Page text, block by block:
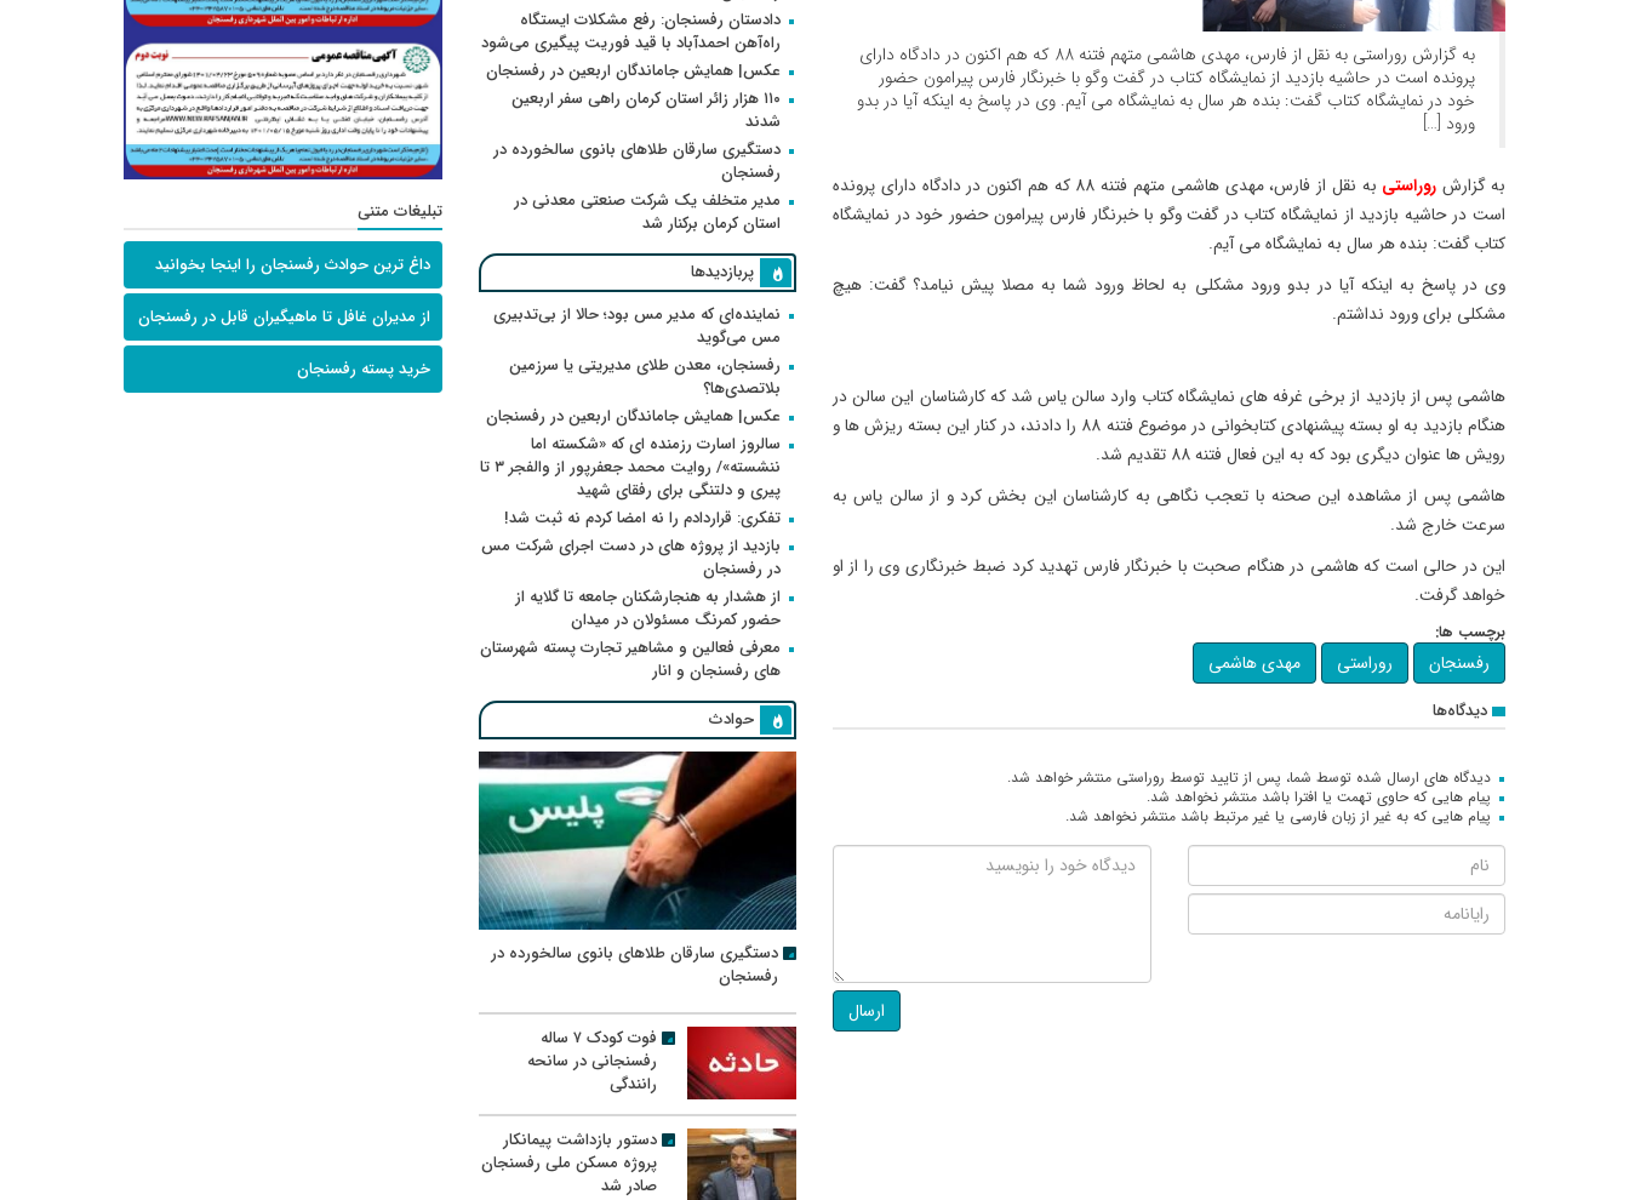
به گزارش روراستی به نقل از فارس، مهدی هاشمی متهم فتنه 88 که هم اکنون در دادگاه دارای
پرونده است در حاشیه بازدید از نمایشگاه کتاب در گفت وگو با خبرنگار فارس پیرامون حضور
خود در نمایشگاه کتاب گفت: بنده هر سال به نمایشگاه می آیم. وی در پاسخ به اینکه آیا در بدو
ورود […]
به گزارش روراستی
به نقل از فارس، مهدی هاشمی متهم فتنه 88 که هم اکنون در دادگاه دارای پرونده
است در حاشیه بازدید از نمایشگاه کتاب در گفت وگو با خبرنگار فارس پیرامون حضور خود در نمایشگاه
کتاب گفت: بنده هر سال به نمایشگاه می آیم.
وی در پاسخ به اینکه آیا در بدو ورود مشکلی به لحاظ ورود شما به مصلا پیش نیامد؟ گفت: هیچ
مشکلی برای ورود نداشتم.
هاشمی پس از بازدید از برخی غرفه های نمایشگاه کتاب وارد سالن یاس شد که کارشناسان این سالن در
هنگام بازدید به او بسته پیشنهادی کتابخوانی در موضوع فتنه 88 را دادند، در کنار این بسته ریزش ها و
رویش ها عنوان دیگری بود که به این فعال فتنه 88 تقدیم شد.
هاشمی پس از مشاهده این صحنه با تعجب نگاهی به کارشناسان این بخش کرد و از سالن یاس به
سرعت خارج شد.
این در حالی است که هاشمی در هنگام صحبت با خبرنگار فارس تهدید کرد ضبط خبرنگاری وی را از او
خواهد گرفت.
برچسب ها:
رفسنجان روراستی مهدی هاشمی
دیدگاه‌ها
دیدگاه های ارسال شده توسط شما، پس از تایید توسط روراستی منتشر خواهد شد.
پیام هایی که حاوی تهمت یا افترا باشد منتشر نخواهد شد.
پیام هایی که به غیر از زبان فارسی یا غیر مرتبط باشد منتشر نخواهد شد.
ارسال
دادستان رفسنجان: رفع مشکلات ایستگاه
راه‌آهن احمدآباد با قید فوریت پیگیری می‌شود
عکس| همایش جاماندگان اربعین در رفسنجان
۱۱۰ هزار زائر استان کرمان راهی سفر اربعین
شدند
دستگیری سارقان طلاهای بانوی سالخورده در
رفسنجان
مدیر متخلف یک شرکت صنعتی معدنی در
استان کرمان برکنار شد
پربازدیدها
نماینده‌ای که مدیر مس بود؛ حالا از بی‌تدبیری
مس می‌گوید
رفسنجان، معدن طلای مدیریتی یا سرزمین
بلاتصدی‌ها؟
عکس| همایش جاماندگان اربعین در رفسنجان
سالروز اسارت رزمنده ای که «شکسته اما
ننشسته»/ روایت محمد جعفرپور از والفجر ۳ تا
پیری و دلتنگی برای رفقای شهید
تفکری: قراردادم را نه امضا کردم نه ثبت شد!
بازدید از پروژه های در دست اجرای شرکت مس
در رفسنجان
از هشدار به هنجارشکنان جامعه تا گلایه از
حضور کمرنگ مسئولان در میدان
معرفی فعالین و مشاهیر تجارت پسته شهرستان
های رفسنجان و انار
حوادث
دستگیری سارقان طلاهای بانوی سالخورده در
رفسنجان
فوت کودک ۷ ساله
رفسنجانی در سانحه
رانندگی
دستور بازداشت پیمانکار
پروژه مسکن ملی رفسنجان
صادر شد
تبلیغات متنی
داغ ترین حوادث رفسنجان را اینجا بخوانید
از مدیران غافل تا ماهیگیران قابل در رفسنجان
خرید پسته رفسنجان